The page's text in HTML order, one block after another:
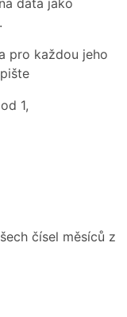
pro každou jeho
1,
čísel měsíců z